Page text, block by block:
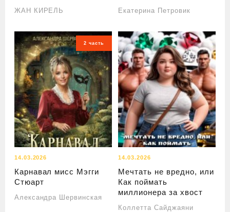
ЖАН КИРЕЛЬ Екатерина Петровик
2 часть
14.03.2026
Карнавал мисс Мэгги
Стюарт
Александра Шервинская
14.03.2026
Мечтать не вредно, или
Как поймать
миллионера за хвост
Коллетта Сайджаяни